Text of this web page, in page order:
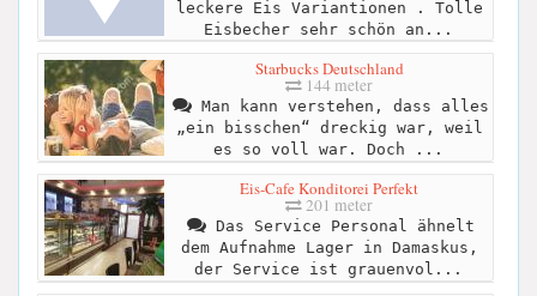
leckere Eis Variantionen . Tolle
Eisbecher sehr schön an...
Starbucks Deutschland
144 meter
Man kann verstehen, dass alles
„ein bisschen“ dreckig war, weil
es so voll war. Doch ...
Eis-Cafe Konditorei Perfekt
201 meter
Das Service Personal ähnelt
dem Aufnahme Lager in Damaskus,
der Service ist grauenvol...